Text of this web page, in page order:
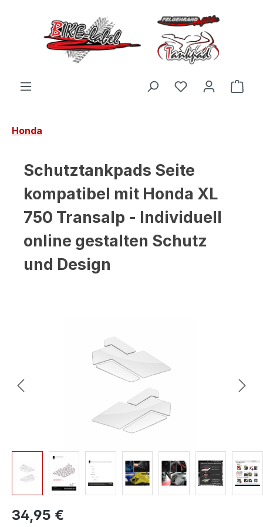
Zum Hauptinhalt springen
Du hast 0
Honda
Schutztankpads Seite
kompatibel mit Honda XL
750 Transalp - Individuell
online gestalten Schutz
und Design
34,95 €